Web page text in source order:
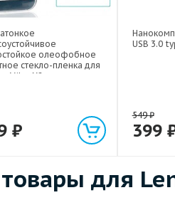
олеофобное
стекло-пленка для
Vibe X2
₽
USB 3.0
549₽
399
для